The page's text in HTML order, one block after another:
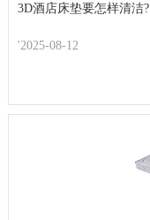
3D酒店床垫要怎样清洁?
'2025-08-12